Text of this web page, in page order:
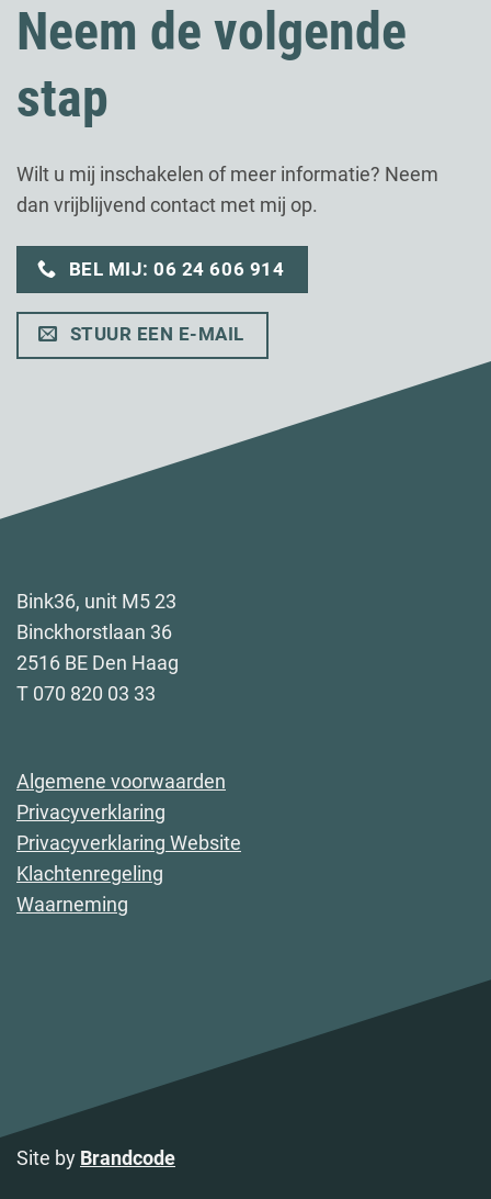
Neem de volgende
stap
Wilt u mij inschakelen of meer informatie? Neem
dan vrijblijvend contact met mij op.
BEL MIJ: 06 24 606 914
STUUR EEN E-MAIL
Bink36, unit M5 23
Binckhorstlaan 36
2516 BE Den Haag
T 070 820 03 33
Algemene voorwaarden
Privacyverklaring
Privacyverklaring Website
Klachtenregeling
Waarneming
Site by Brandcode